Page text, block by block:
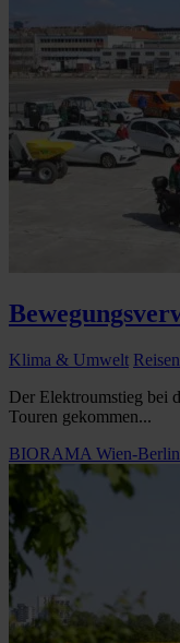
Klima & Umwelt
Der Elektroumstieg bei
Touren gekommen...
BIORAMA Wien-